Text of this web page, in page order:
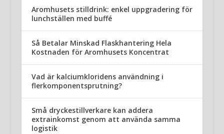
Aromhusets stilldrink: enkel uppgradering för
lunchställen med buffé
Så Betalar Minskad Flaskhantering Hela
Kostnaden för Aromhusets Koncentrat
Vad är kalciumkloridens användning i
flerkomponentsprutning?
Små dryckestillverkare kan addera
extrainkomst genom att använda samma
logistik